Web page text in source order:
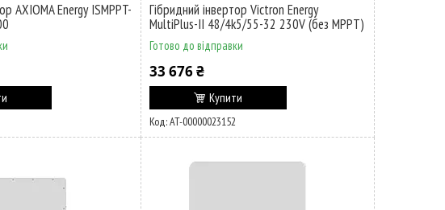
AXIOMA Energy ISMPPT-
Гібридний інвертор Victron Energy
MultiPlus-II 48/4k5/55-32 230V (без MPPT)
Готово до відправки
33 676 ₴
Купити
AT-00000023152